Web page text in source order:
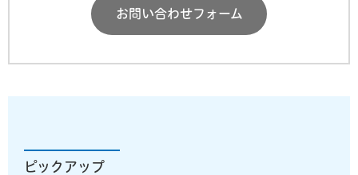
お問い合わせフォーム
ピックアップ